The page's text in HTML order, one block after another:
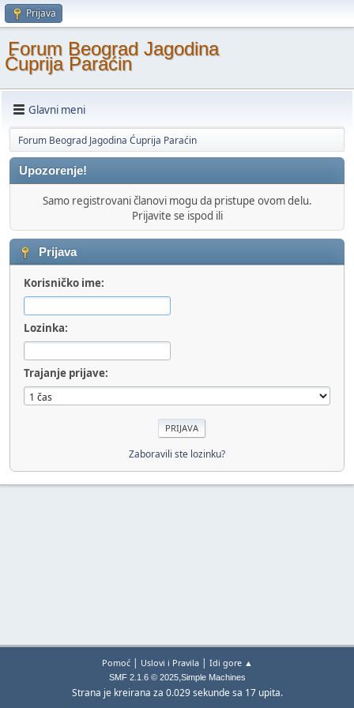
Prijava
Forum Beograd Jagodina
Ćuprija Paraćin
Glavni meni
Forum Beograd Jagodina Ćuprija Paraćin
Upozorenje!
Samo registrovani članovi mogu da pristupe ovom delu.
Prijavite se ispod ili
Prijava
Korisničko ime:
Lozinka:
Trajanje prijave:
Zaboravili ste lozinku?
Pomoć| Uslovi i Pravila| Idi gore ▲
SMF 2.1.6 © 2025,Simple Machines
Strana je kreirana za 0.029 sekunde sa 17 upita.